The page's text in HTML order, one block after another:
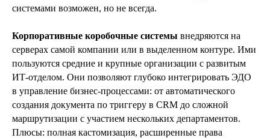
системами возможен, но не всегда.
Корпоративные коробочные системы внедряются на
серверах самой компании или в выделенном контуре. Ими
пользуются средние и крупные организации с развитым
ИТ‑отделом. Они позволяют глубоко интегрировать ЭДО
в управление бизнес‑процессами: от автоматического
создания документа по триггеру в CRM до сложной
маршрутизации с участием нескольких департаментов.
Плюсы: полная кастомизация, расширенные права